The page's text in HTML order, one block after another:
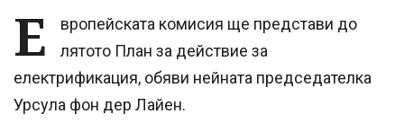
Е
вропейската комисия ще представи до
лятото План за действие за
електрификация, обяви нейната председателка
Урсула фон дер Лайен.